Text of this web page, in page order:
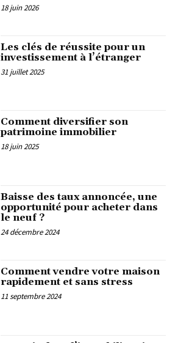
18 juin 2026
Les clés de réussite pour un
investissement à l’étranger
31 juillet 2025
Comment diversifier son
patrimoine immobilier
18 juin 2025
Baisse des taux annoncée, une
opportunité pour acheter dans
le neuf ?
24 décembre 2024
Comment vendre votre maison
rapidement et sans stress
11 septembre 2024